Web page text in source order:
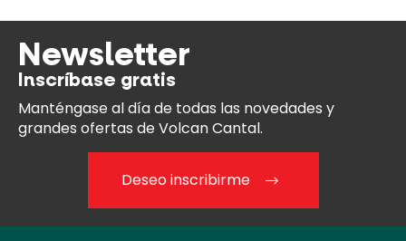
Newsletter
Inscríbase gratis
Manténgase al díade todas las novedades y
grandes ofertas de Volcan Cantal.
Deseo inscribirme